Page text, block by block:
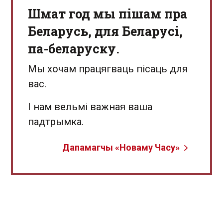
Шмат год мы пішам пра
Беларусь, для Беларусі,
па-беларуску.
Мы хочам працягваць пісаць для
вас.
І нам вельмі важная ваша
падтрымка.
Дапамагчы «Новаму Часу»